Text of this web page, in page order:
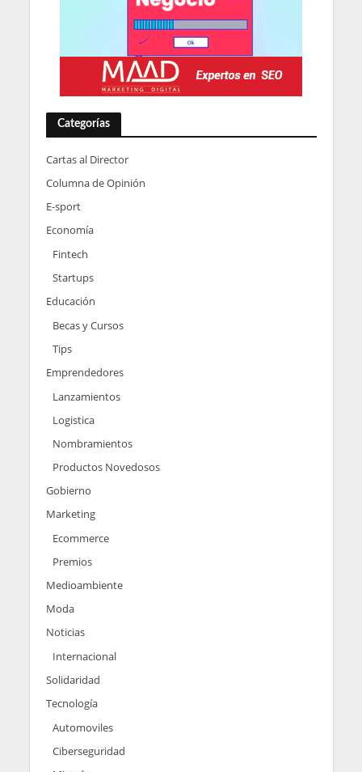
Categorías
Cartas al Director
Columna de Opinión
E-sport
Economía
Fintech
Startups
Educación
Becas y Cursos
Tips
Emprendedores
Lanzamientos
Logistica
Nombramientos
Productos Novedosos
Gobierno
Marketing
Ecommerce
Premios
Medioambiente
Moda
Noticias
Internacional
Solidaridad
Tecnología
Automoviles
Ciberseguridad